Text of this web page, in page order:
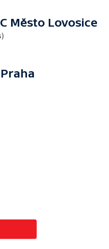
Město Lovosice